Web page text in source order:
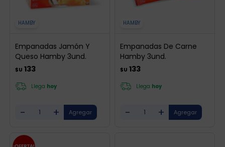
HAMBY
Empanadas Jamón Y
Queso Hamby 3und.
$U 133
Llega hoy
- +
HAMBY
Empanadas De Carne
Hamby 3und.
$U 133
Llega hoy
- +